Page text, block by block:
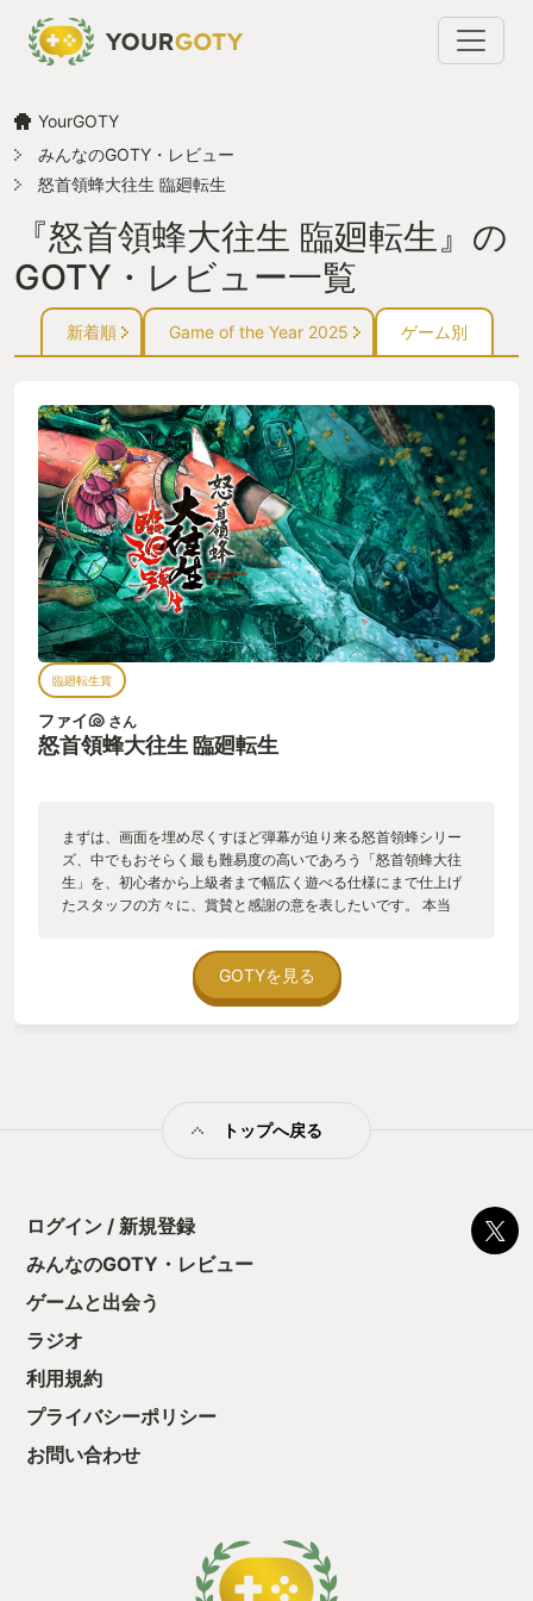
YourGOTY
みんなのGOTY・レビュー
怒首領蜂大往生 臨廻転生
『怒首領蜂大往生 臨廻転生』の
GOTY・レビュー一覧
新着順 Game of the Year 2025 ゲーム別
臨廻転生賞
ファイ🐚 さん
怒首領蜂大往生 臨廻転生
まずは、画面を埋め尽くすほど弾幕が迫り来る怒首領蜂シリー
ズ、中でもおそらく最も難易度の高いであろう「怒首領蜂大往
生」を、初心者から上級者まで幅広く遊べる仕様にまで仕上げ
たスタッフの方々に、賞賛と感謝の意を表したいです。 本当
たシューティングは被弾したら数秒前に巻き戻るシステム等、
上達するためのシステム作りが丁寧には感じてましたが、今作
は特に、初めてシューティングゲームに触れる人でも遊べるよ
バージョンを再録と、元々のシステムやドット絵の美しさか
さがその世界観にグッと引き込まれました。 並木学さんの手が
ごくテンションが上がります。 中でもステージ1道中BGM「東
亞」は銅鑼のようなエフェクトと女性コーラスを取り入れつつ
も勇ましいメロディなので、オススメです。 縦スクロールシュ
ーティング、横スクロールシューティングともに、まだまだ移
を体感して、さらに今後のM2の移植と、CAVE作品への期待が
GOTYを見る
トップへ戻る
ログイン / 新規登録
みんなのGOTY・レビュー
ゲームと出会う
ラジオ
利用規約
プライバシーポリシー
お問い合わせ